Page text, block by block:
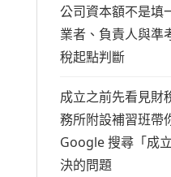
公司資本額不是填
業者、負責人與準
稅起點判斷
成立之前先看見財
務所附設補習班帶
Google 搜尋「成
決的問題